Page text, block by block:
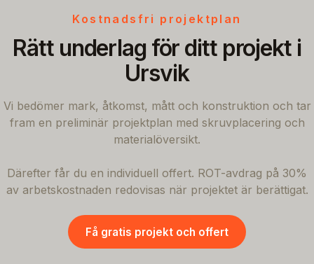
Kostnadsfri projektplan
Rätt underlag för ditt projekt i
Ursvik
Vi bedömer mark, åtkomst, mått och konstruktion och tar
fram en preliminär projektplan med skruvplacering och
materialöversikt.
Därefter får du en individuell offert. ROT-avdrag på 30%
av arbetskostnaden redovisas när projektet är berättigat.
Få gratis projekt och offert